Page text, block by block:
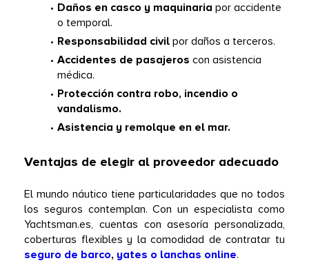
Daños en casco y maquinaria por accidente
o temporal.
Responsabilidad civil por daños a terceros.
Accidentes de pasajeros con asistencia
médica.
Protección contra robo, incendio o
vandalismo.
Asistencia y remolque en el mar.
Ventajas de elegir al proveedor adecuado
El mundo náutico tiene particularidades que no todos
los seguros contemplan. Con un especialista como
Yachtsman.es, cuentas con asesoría personalizada,
seguro de barco, yates o lanchas online.